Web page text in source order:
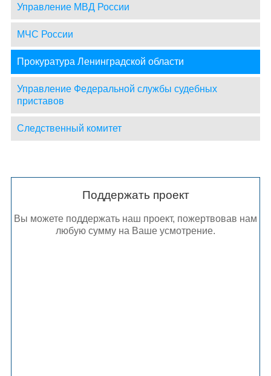
Управление МВД России
МЧС России
Прокуратура Ленинградской области
Управление Федеральной службы судебных
приставов
Следственный комитет
Поддержать проект
Вы можете поддержать наш проект, пожертвовав нам
любую сумму на Ваше усмотрение.